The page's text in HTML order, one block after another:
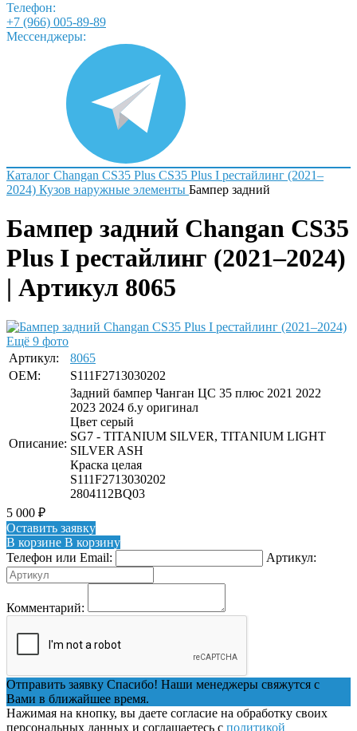
Телефон:
+7 (966) 005-89-89
Мессенджеры:
Каталог Changan CS35 Plus CS35 Plus I рестайлинг (2021–
2024) Кузов наружные элементы Бампер задний
Бампер задний Changan CS35
Plus I рестайлинг (2021–2024)
| Артикул 8065
Ещё 9 фото
Артикул:
8065
OEM:
S111F2713030202
Описание:
Задний бампер Чанган ЦС 35 плюс 2021 2022
2023 2024 б.у оригинал
Цвет серый
SG7 - TITANIUM SILVER, TITANIUM LIGHT
SILVER ASH
Краска целая
S111F2713030202
2804112BQ03
5 000 ₽
Оставить заявку
В корзине В корзину
Телефон или Email:
Артикул:
Комментарий:
Отправить заявку Спасибо! Наши менеджеры свяжутся с
Вами в ближайшее время.
Нажимая на кнопку, вы даете согласие на обработку своих
персональных данных и соглашаетесь с политикой